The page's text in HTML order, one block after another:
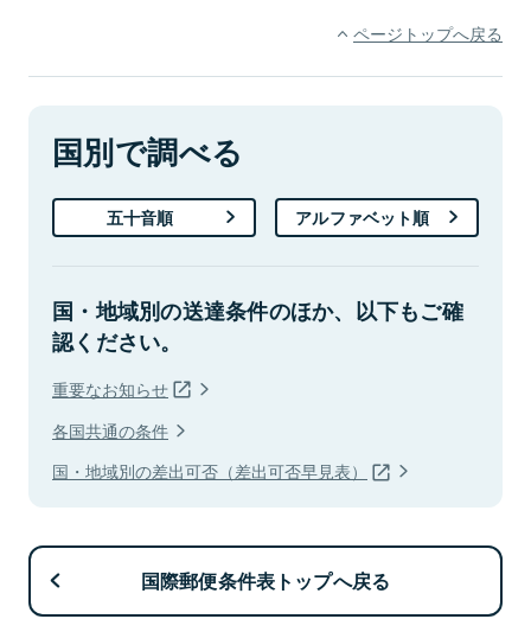
ページトップへ戻る
国別で調べる
五十音順 アルファベット順
国・地域別の送達条件のほか、以下もご確
認ください。
重要なお知らせ
各国共通の条件
国・地域別の差出可否（差出可否早見表）
国際郵便条件表トップへ戻る